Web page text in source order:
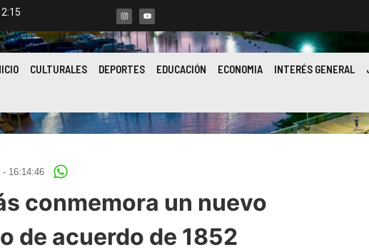
CULTURALES DEPORTES EDUCACIÓN ECONOMIA INTERÉS GENERAL
- 16:14:46
conmemora un nuevo
de acuerdo de 1852